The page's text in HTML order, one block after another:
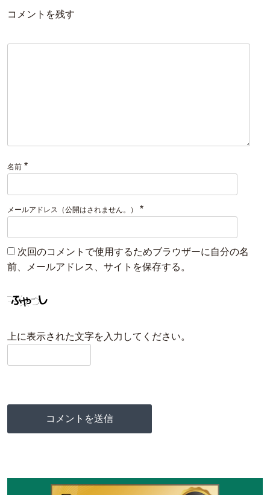
コメントを残す
名前 *
メールアドレス（公開はされません。） *
次回のコメントで使用するためブラウザーに自分の名
前、メールアドレス、サイトを保存する。
上に表示された文字を入力してください。